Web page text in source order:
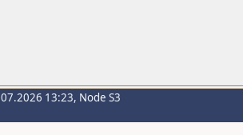
13:23, Node S3